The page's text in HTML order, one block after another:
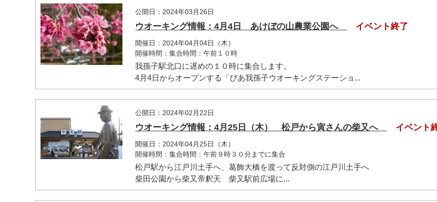
公開日：2024年03月26日
ウオーキング情報：4月4日 あけぼの山農業公園へ イベント終了
開催日：2024年04月04日（木）
開催時間：集合時間：午前１０時
我孫子駅北口に遅めの１０時に集合します。
4月4日からオープンする「びあ我孫子ウオーキングステーショ...
公開日：2024年02月22日
ウオーキング情報：4月25日（木） 松戸から寅さんの柴又へ イベント
開催日：2024年04月25日（木）
開催時間：集合時間：午前９時３０分までに集合
松戸駅から江戸川土手へ、葛飾大橋を渡って反対側の江戸川土手へ
柴田公園から柴又帝釈天 柴又駅前広場に...